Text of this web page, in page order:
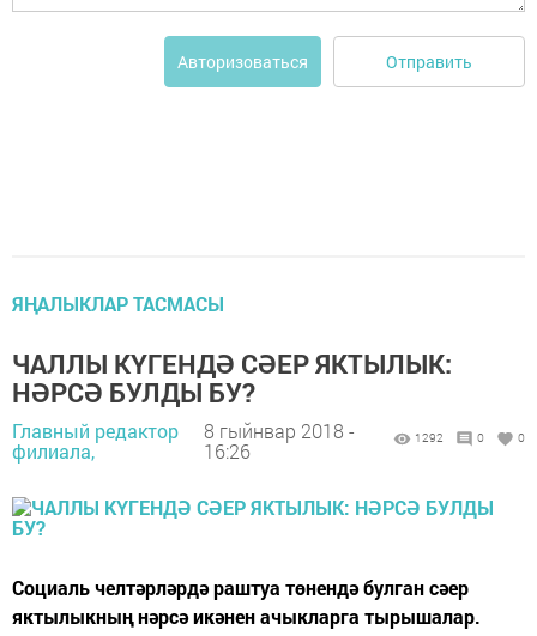
Авторизоваться Отправить
ЯҢАЛЫКЛАР ТАСМАСЫ
ЧАЛЛЫ КҮГЕНДӘ СӘЕР ЯКТЫЛЫК:
НӘРСӘ БУЛДЫ БУ?
Главный редактор
филиала,
8 гыйнвар 2018 -
16:26
1292 0 0
Социаль челтәрләрдә раштуа төнендә булган сәер
яктылыкның нәрсә икәнен ачыкларга тырышалар.